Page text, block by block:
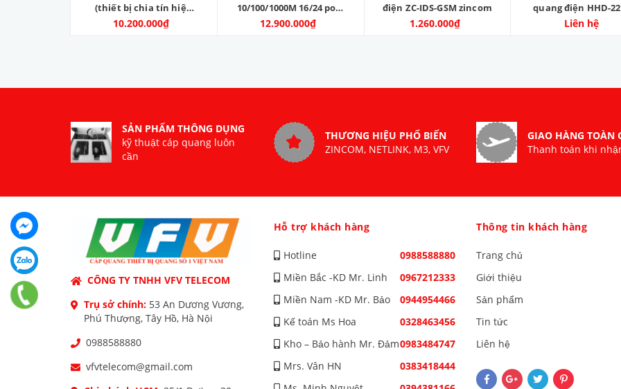
(thiết bị chia tín hiệu
mạng) Gigabit 24 port
10.200.000₫
10/100/1000M 16/24 port
1000 4 port x SFP. Model:
12.900.000₫
điện ZC-IDS-GSM zincom
1.260.000₫
quang điện HHD-
20
Liên hệ
SẢN PHẨM THÔNG DỤNG
kỹ thuật cáp quang luôn
cần
THƯƠNG HIỆU PHỔ BIẾN
ZINCOM, NETLINK, M3, VFV
GIAO HÀNG TOÀN
Thanh toán khi
CÔNG TY TNHH VFV TELECOM
Trụ sở chính: 53 An Dương Vương,
Phú Thượng, Tây Hồ, Hà Nội
0988588880
vfvtelecom@gmail.com
Hỗ trợ khách hàng
Hotline
0988588880
Miền Bắc -KD Mr. Linh
0967212333
Miền Nam -KD Mr. Bảo
0944954466
Kế toán Ms Hoa
0328463456
Kho – Bảo hành Mr. Đảm0983484747
Mrs. Vân HN
0383418444
Thông tin khách hàng
Trang chủ
Giới thiệu
Sản phẩm
Tin tức
Liên hệ